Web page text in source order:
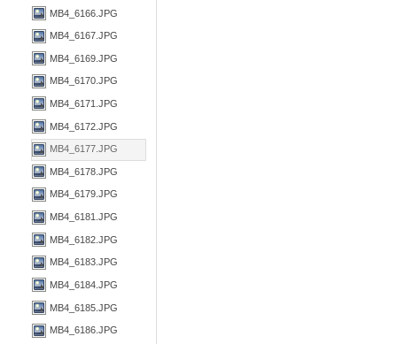
MB4_6166.JPG
MB4_6167.JPG
MB4_6169.JPG
MB4_6170.JPG
MB4_6171.JPG
MB4_6172.JPG
MB4_6177.JPG
MB4_6178.JPG
MB4_6179.JPG
MB4_6181.JPG
MB4_6182.JPG
MB4_6183.JPG
MB4_6184.JPG
MB4_6185.JPG
MB4_6186.JPG